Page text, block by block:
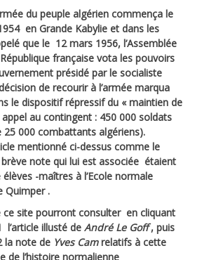
du peuple algérien commença le
en Grande Kabylie et dans les
que le 12 mars 1956, l’Assemblée
française vota les pouvoirs
présidé par le socialiste
de recourir à l’armée marqua
le dispositif répressif du « maintien de
appel au contingent : 450 000 soldats
25 000 combattants algériens).
mentionné ci-dessus comme le
note qui lui est associée étaient
-maîtres à l’Ecole normale
Quimper .
ce site pourront consulter en cliquant
l’article illusté de André Le Goff, puis
la note de Yves Camrelatifs à cette
de l’histoire normalienne